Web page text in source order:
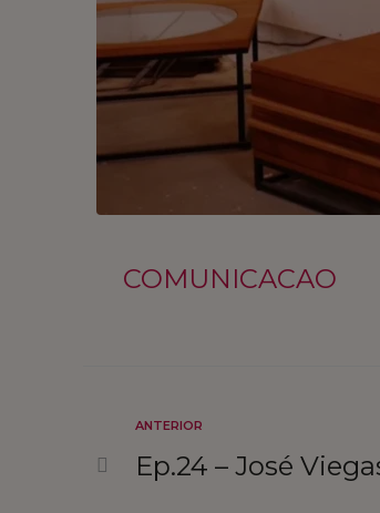
COMUNICACAO
ANTERIOR
Ep.24 – José